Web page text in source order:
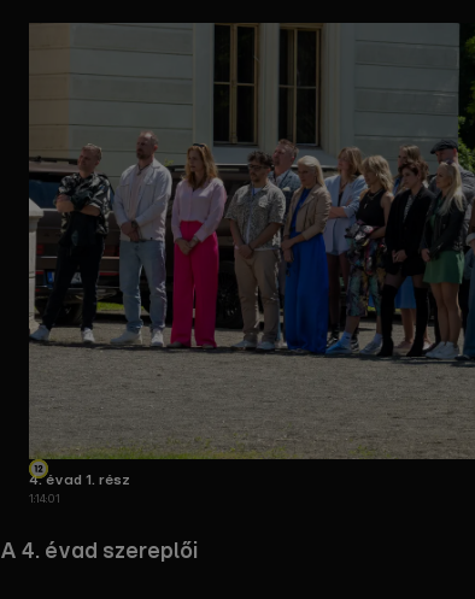
4. évad 1. rész
1:14:01
A 4. évad szereplői